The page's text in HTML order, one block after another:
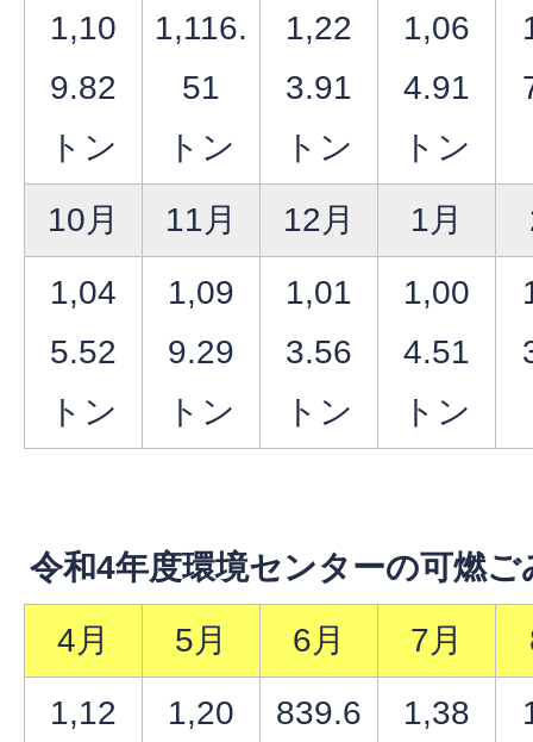
1,10
9.82
トン
1,116.
51
トン
1,22
3.91
トン
1,06
4.91
トン
10月
11月 12月 1月
1,04
5.52
トン
1,09
9.29
トン
1,01
3.56
トン
1,00
4.51
トン
令和4年度環境センターの可燃ご
4月
5月 6月 7月
1,12
1,20
839.6
1,38